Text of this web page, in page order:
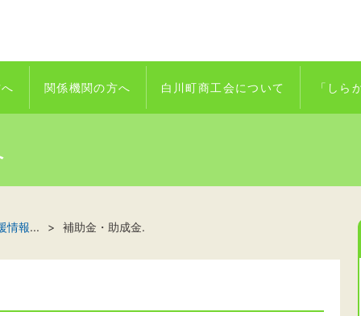
関係機関の方へ 白川町商工会について 「しら
情報... 補助金・助成金.